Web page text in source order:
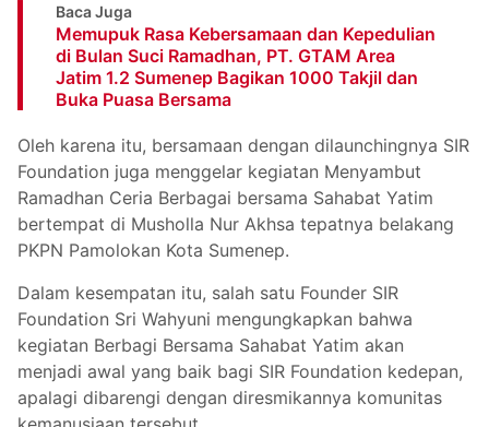
Baca Juga
Memupuk Rasa Kebersamaan dan Kepedulian
di Bulan Suci Ramadhan, PT. GTAM Area
Jatim 1.2 Sumenep Bagikan 1000 Takjil dan
Buka Puasa Bersama
Oleh karena itu, bersamaan dengan dilaunchingnya SIR
Foundation juga menggelar kegiatan Menyambut
Ramadhan Ceria Berbagai bersama Sahabat Yatim
bertempat di Musholla Nur Akhsa tepatnya belakang
PKPN Pamolokan Kota Sumenep.
Dalam kesempatan itu, salah satu Founder SIR
Foundation Sri Wahyuni mengungkapkan bahwa
kegiatan Berbagi Bersama Sahabat Yatim akan
menjadi awal yang baik bagi SIR Foundation kedepan,
apalagi dibarengi dengan diresmikannya komunitas